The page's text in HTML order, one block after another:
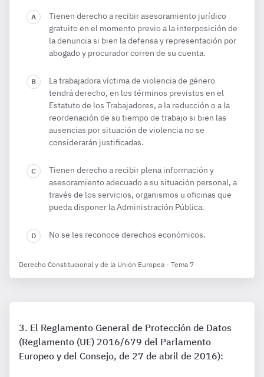
Tienen derecho a recibir asesoramiento jurídico
gratuito en el momento previo a la interposición de
la denuncia si bien la defensa y representación por
abogado y procurador corren de su cuenta.
La trabajadora víctima de violencia de género
tendrá derecho, en los términos previstos en el
Estatuto de los Trabajadores, a la reducción o a la
reordenación de su tiempo de trabajo si bien las
ausencias por situación de violencia no se
considerarán justificadas.
Tienen derecho a recibir plena información y
asesoramiento adecuado a su situación personal, a
través de los servicios, organismos u oficinas que
pueda disponer la Administración Pública.
No se les reconoce derechos económicos.
Derecho Constitucional y de la Unión Europea - Tema 7
El Reglamento General de Protección de Datos
(Reglamento (UE) 2016/679 del Parlamento
Europeo y del Consejo, de 27 de abril de 2016):